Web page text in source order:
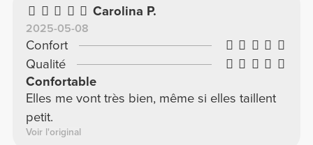
Carolina P.
2025-05-08
Confort
Qualité
Confortable
Elles me vont très bien, même si elles taillent
petit.
Voir l'original